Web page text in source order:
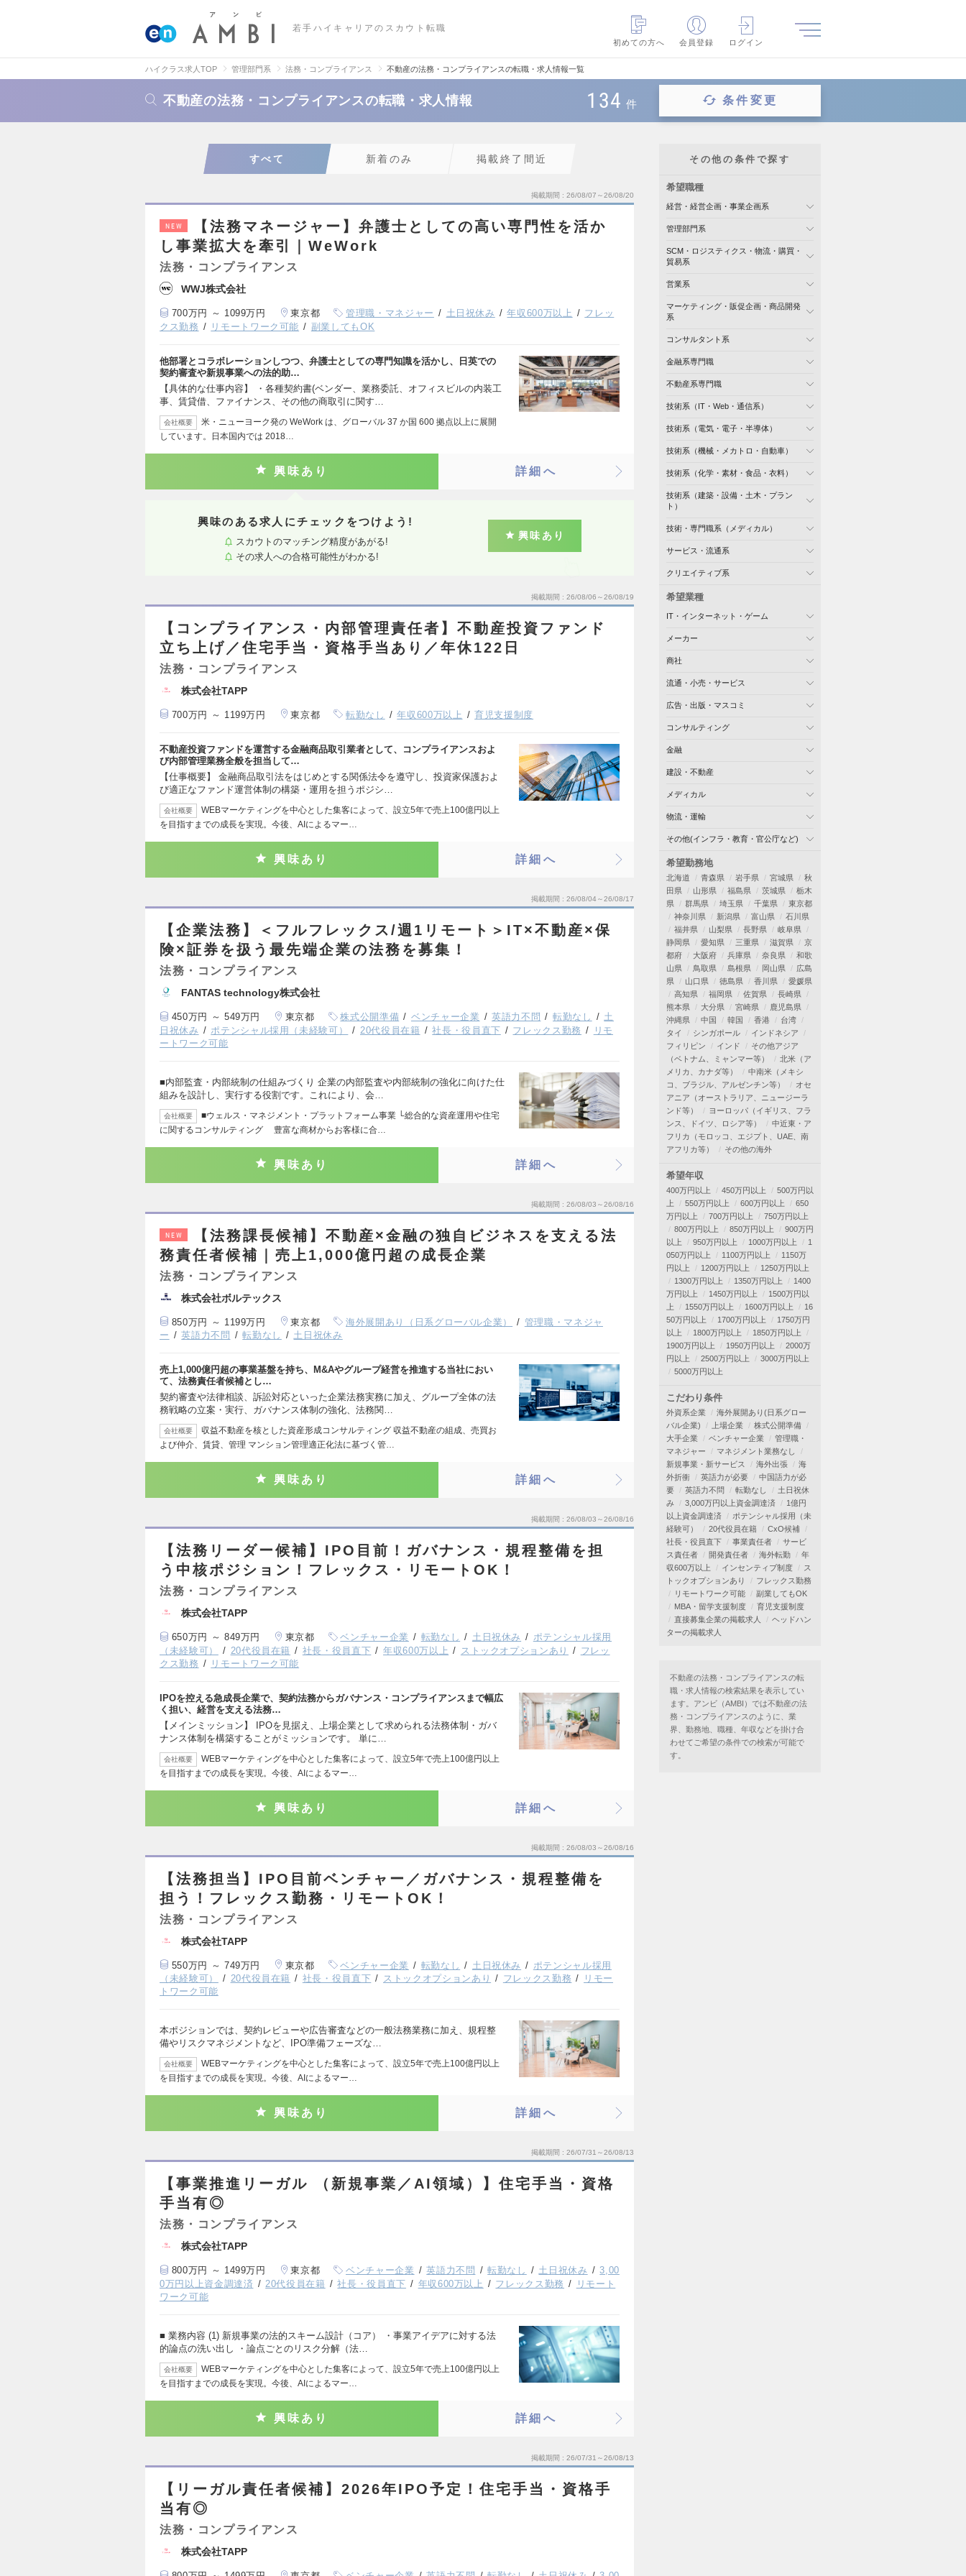
若手ハイキャリアのスカウト転職
初めての方へ
会員登録 ログイン
ハイクラス求人TOP 管理部門系 法務・コンプライアンス 不動産の法務・コンプライアンスの転職・求人情報一覧
不動産の法務・コンプライアンスの転職・求人情報 134 件 条件変更
すべて 新着のみ 掲載終了間近
掲載期間 26/08/07～26/08/20
NEW
【法務マネージャー】弁護士としての高い専門性を活か
し事業拡大を牽引｜WeWork
法務・コンプライアンス
WWJ株式会社
700万円 ～ 1099万円 東京都 管理職・マネジャー 土日祝休み 年収600万以上
フレッ
クス勤務
リモートワーク可能 副業してもOK
他部署とコラボレーションしつつ、弁護士としての専門知識を活かし、日英での
契約審査や新規事業への法的助…
【具体的な仕事内容】 ・各種契約書(ベンダー、業務委託、オフィスビルの内装工
事、賃貸借、ファイナンス、その他の商取引に関す…
会社概要
米・ニューヨーク発の WeWork は、グローバル 37 か国 600 拠点以上に展開
しています。日本国内では 2018…
興味あり 詳細へ
興味のある求人にチェックをつけよう!
スカウトのマッチング精度があがる!
その求人への合格可能性がわかる!
興味あり
掲載期間 26/08/06～26/08/19
【コンプライアンス・内部管理責任者】不動産投資ファンド
立ち上げ／住宅手当・資格手当あり／年休122日
法務・コンプライアンス
株式会社TAPP
700万円 ～ 1199万円 東京都 転勤なし 年収600万以上 育児支援制度
不動産投資ファンドを運営する金融商品取引業者として、コンプライアンスおよ
び内部管理業務全般を担当して…
【仕事概要】 金融商品取引法をはじめとする関係法令を遵守し、投資家保護およ
び適正なファンド運営体制の構築・運用を担うポジシ…
会社概要
WEBマーケティングを中心とした集客によって、設立5年で売上100億円以上
を目指すまでの成長を実現。今後、AIによるマー…
興味あり 詳細へ
掲載期間 26/08/04～26/08/17
【企業法務】＜フルフレックス/週1リモート＞IT×不動産×保
険×証券を扱う最先端企業の法務を募集！
法務・コンプライアンス
FANTAS technology株式会社
450万円 ～ 549万円 東京都 株式公開準備 ベンチャー企業 英語力不問 転勤なし
土
日祝休み
ポテンシャル採用（未経験可） 20代役員在籍 社長・役員直下 フレックス勤務
リモ
ートワーク可能
■内部監査・内部統制の仕組みづくり 企業の内部監査や内部統制の強化に向けた仕
組みを設計し、実行する役割です。これにより、会…
会社概要
■ウェルス・マネジメント・プラットフォーム事業 └総合的な資産運用や住宅
に関するコンサルティング 豊富な商材からお客様に合…
興味あり 詳細へ
掲載期間 26/08/03～26/08/16
NEW
【法務課長候補】不動産×金融の独自ビジネスを支える法
務責任者候補｜売上1,000億円超の成長企業
法務・コンプライアンス
株式会社ボルテックス
850万円 ～ 1199万円 東京都 海外展開あり（日系グローバル企業）
管理職・マネジャ
ー
英語力不問 転勤なし 土日祝休み
売上1,000億円超の事業基盤を持ち、M&Aやグループ経営を推進する当社におい
て、法務責任者候補とし…
契約審査や法律相談、訴訟対応といった企業法務実務に加え、グループ全体の法
務戦略の立案・実行、ガバナンス体制の強化、法務関…
会社概要
収益不動産を核とした資産形成コンサルティング 収益不動産の組成、売買お
よび仲介、賃貸、管理 マンション管理適正化法に基づく管…
興味あり 詳細へ
掲載期間 26/08/03～26/08/16
【法務リーダー候補】IPO目前！ガバナンス・規程整備を担
う中核ポジション！フレックス・リモートOK！
法務・コンプライアンス
株式会社TAPP
650万円 ～ 849万円 東京都 ベンチャー企業 転勤なし 土日祝休み
ポテンシャル採用
（未経験可）
20代役員在籍 社長・役員直下 年収600万以上 ストックオプションあり
フレッ
クス勤務
リモートワーク可能
IPOを控える急成長企業で、契約法務からガバナンス・コンプライアンスまで幅広
く担い、経営を支える法務…
【メインミッション】 IPOを見据え、上場企業として求められる法務体制・ガバ
ナンス体制を構築することがミッションです。 単に…
会社概要
WEBマーケティングを中心とした集客によって、設立5年で売上100億円以上
を目指すまでの成長を実現。今後、AIによるマー…
興味あり 詳細へ
掲載期間 26/08/03～26/08/16
【法務担当】IPO目前ベンチャー／ガバナンス・規程整備を
担う！フレックス勤務・リモートOK！
法務・コンプライアンス
株式会社TAPP
550万円 ～ 749万円 東京都 ベンチャー企業 転勤なし 土日祝休み
ポテンシャル採用
（未経験可）
20代役員在籍 社長・役員直下 ストックオプションあり フレックス勤務
リモー
トワーク可能
本ポジションでは、契約レビューや広告審査などの一般法務業務に加え、規程整
備やリスクマネジメントなど、IPO準備フェーズな…
会社概要
WEBマーケティングを中心とした集客によって、設立5年で売上100億円以上
を目指すまでの成長を実現。今後、AIによるマー…
興味あり 詳細へ
掲載期間 26/07/31～26/08/13
【事業推進リーガル （新規事業／AI領域）】住宅手当・資格
手当有◎
法務・コンプライアンス
株式会社TAPP
800万円 ～ 1499万円 東京都 ベンチャー企業 英語力不問 転勤なし 土日祝休み
3,00
0万円以上資金調達済
20代役員在籍 社長・役員直下 年収600万以上 フレックス勤務
リモート
ワーク可能
■ 業務内容 (1) 新規事業の法的スキーム設計（コア） ・事業アイデアに対する法
的論点の洗い出し ・論点ごとのリスク分解（法…
会社概要
WEBマーケティングを中心とした集客によって、設立5年で売上100億円以上
を目指すまでの成長を実現。今後、AIによるマー…
興味あり 詳細へ
掲載期間 26/07/31～26/08/13
【リーガル責任者候補】2026年IPO予定！住宅手当・資格手
当有◎
法務・コンプライアンス
株式会社TAPP
その他の条件で探す
希望職種
経営・経営企画・事業企画系
管理部門系
SCM・ロジスティクス・物流・購買・
貿易系
営業系
マーケティング・販促企画・商品開発
系
コンサルタント系
金融系専門職
不動産系専門職
技術系（IT・Web・通信系）
技術系（電気・電子・半導体）
技術系（機械・メカトロ・自動車）
技術系（化学・素材・食品・衣料）
技術系（建築・設備・土木・プラン
ト）
技術・専門職系（メディカル）
サービス・流通系
クリエイティブ系
希望業種
IT・インターネット・ゲーム
メーカー
商社
流通・小売・サービス
広告・出版・マスコミ
コンサルティング
金融
建設・不動産
メディカル
物流・運輸
その他(インフラ・教育・官公庁など)
希望勤務地
北海道 青森県 岩手県 宮城県
秋
田県
山形県 福島県 茨城県
栃木
県
群馬県 埼玉県 千葉県
東京都
神奈川県
新潟県 富山県
石川県
福井県
山梨県 長野県
岐阜県
静岡県
愛知県 三重県 滋賀県
京
都府
大阪府 兵庫県 奈良県
和歌
山県
鳥取県 島根県 岡山県
広島
県
山口県 徳島県 香川県
愛媛県
高知県
福岡県 佐賀県
長崎県
熊本県
大分県 宮崎県
鹿児島県
沖縄県
中国 韓国 香港
台湾
タイ
シンガポール
インドネシア
フィリピン
インド
その他アジア
（ベトナム、ミャンマー等）
北米（ア
メリカ、カナダ等）
中南米（メキシ
コ、ブラジル、アルゼンチン等）
オセ
アニア（オーストラリア、ニュージーラ
ンド等）
ヨーロッパ（イギリス、フラ
ンス、ドイツ、ロシア等）
中近東・ア
フリカ（モロッコ、エジプト、UAE、南
アフリカ等）
その他の海外
希望年収
400万円以上 450万円以上
500万円以
上
550万円以上 600万円以上
650
万円以上
700万円以上
750万円以上
800万円以上
850万円以上
900万円
以上
950万円以上 1000万円以上
1
050万円以上
1100万円以上
1150万
円以上
1200万円以上
1250万円以上
1300万円以上
1350万円以上
1400
万円以上
1450万円以上
1500万円以
上
1550万円以上 1600万円以上
16
50万円以上
1700万円以上
1750万円
以上
1800万円以上
1850万円以上
1900万円以上
1950万円以上
2000万
円以上
2500万円以上
3000万円以上
5000万円以上
こだわり条件
外資系企業
海外展開あり(日系グロー
バル企業)
上場企業
株式公開準備
大手企業
ベンチャー企業
管理職・
マネジャー
マネジメント業務なし
新規事業・新サービス
海外出張
海
外折衝
英語力が必要
中国語力が必
要
英語力不問 転勤なし
土日祝休
み
3,000万円以上資金調達済
1億円
以上資金調達済
ポテンシャル採用（未
経験可）
20代役員在籍
CxO候補
社長・役員直下
事業責任者
サービ
ス責任者
開発責任者 海外転勤
年
収600万以上
インセンティブ制度
ス
トックオプションあり
フレックス勤務
リモートワーク可能
副業してもOK
MBA・留学支援制度
育児支援制度
直接募集企業の掲載求人
ヘッドハン
ターの掲載求人
不動産の法務・コンプライアンスの転
職・求人情報の検索結果を表示してい
ます。アンビ（AMBI）では不動産の法
務・コンプライアンスのように、業
界、勤務地、職種、年収などを掛け合
わせてご希望の条件での検索が可能で
す。